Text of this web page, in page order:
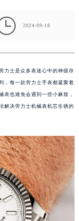
2024-09-18
力士是众多表迷心中的神级存
，每一款劳力士手表都凝聚着
表也难免会遇到一些小麻烦，
解决劳力士机械表机芯生锈的